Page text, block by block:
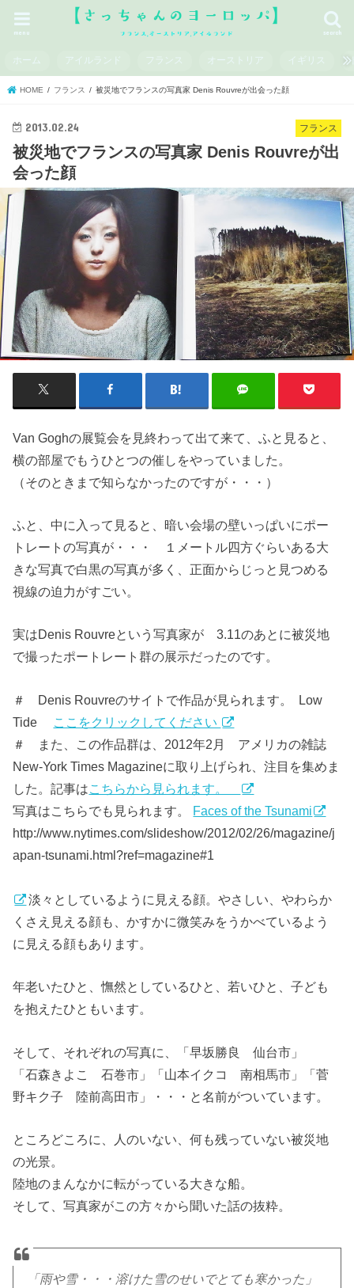
search
menu
ホーム アイルランド フランス オーストリア イギリス
HOME フランス 被災地でフランスの写真家 Denis Rouvreが出会った顔
フランス
2013.02.24
被災地でフランスの写真家 Denis Rouvreが出
会った顔
Van Goghの展覧会を見終わって出て来て、ふと見ると、
横の部屋でもうひとつの催しをやっていました。
（そのときまで知らなかったのですが・・・）
ふと、中に入って見ると、暗い会場の壁いっぱいにポー
トレートの写真が・・・ １メートル四方ぐらいある大
きな写真で白黒の写真が多く、正面からじっと見つめる
視線の迫力がすごい。
実はDenis Rouvreという写真家が 3.11のあとに被災地
で撮ったポートレート群の展示だったのです。
＃ Denis Rouvreのサイトで作品が見られます。 Low
Tide ここをクリックしてください
＃ また、この作品群は、2012年2月 アメリカの雑誌
New-York Times Magazineに取り上げられ、注目を集めま
した。記事はこちらから見られます。
写真はこちらでも見られます。 Faces of the Tsunami
http://www.nytimes.com/slideshow/2012/02/26/magazine/j
apan-tsunami.html?ref=magazine#1
淡々としているように見える顔。やさしい、やわらか
くさえ見える顔も、かすかに微笑みをうかべているよう
に見える顔もあります。
年老いたひと、憮然としているひと、若いひと、子ども
を抱えたひともいます。
そして、それぞれの写真に、「早坂勝良 仙台市」
「石森きよこ 石巻市」「山本イクコ 南相馬市」「菅
野キク子 陸前高田市」・・・と名前がついています。
ところどころに、人のいない、何も残っていない被災地
の光景。
陸地のまんなかに転がっている大きな船。
そして、写真家がこの方々から聞いた話の抜粋。
「雨や雪・・・溶けた雪のせいでとても寒かった」